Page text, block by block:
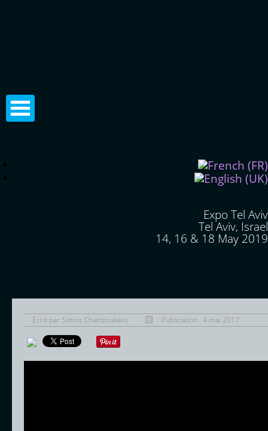
Expo Tel Aviv
Tel Aviv, Israel
14, 16 & 18 May 2019
Écrit par Sotiris Chartzoulakis Publication : 4 mai 2017